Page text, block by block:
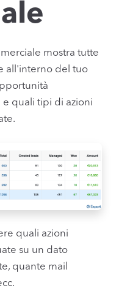
mostra tutte
all'interno del tuo
e quali tipi di azioni
quali azioni
su un dato
quante mail